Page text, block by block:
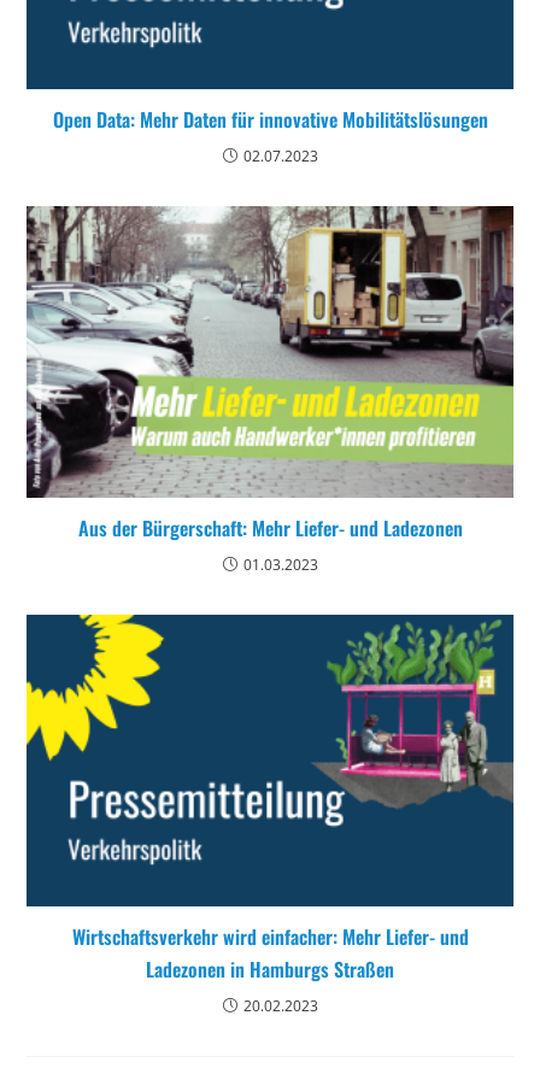
Open Data: Mehr Daten für innovative Mobilitätslösungen
02.07.2023
Aus der Bürgerschaft: Mehr Liefer- und Ladezonen
01.03.2023
Wirtschaftsverkehr wird einfacher: Mehr Liefer- und
Ladezonen in Hamburgs Straßen
20.02.2023